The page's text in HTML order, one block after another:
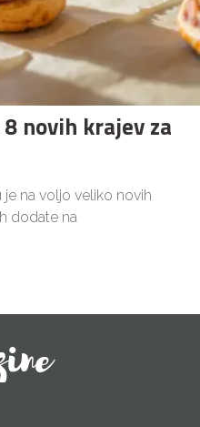
novih krajev za
na voljo veliko novih
dodate na